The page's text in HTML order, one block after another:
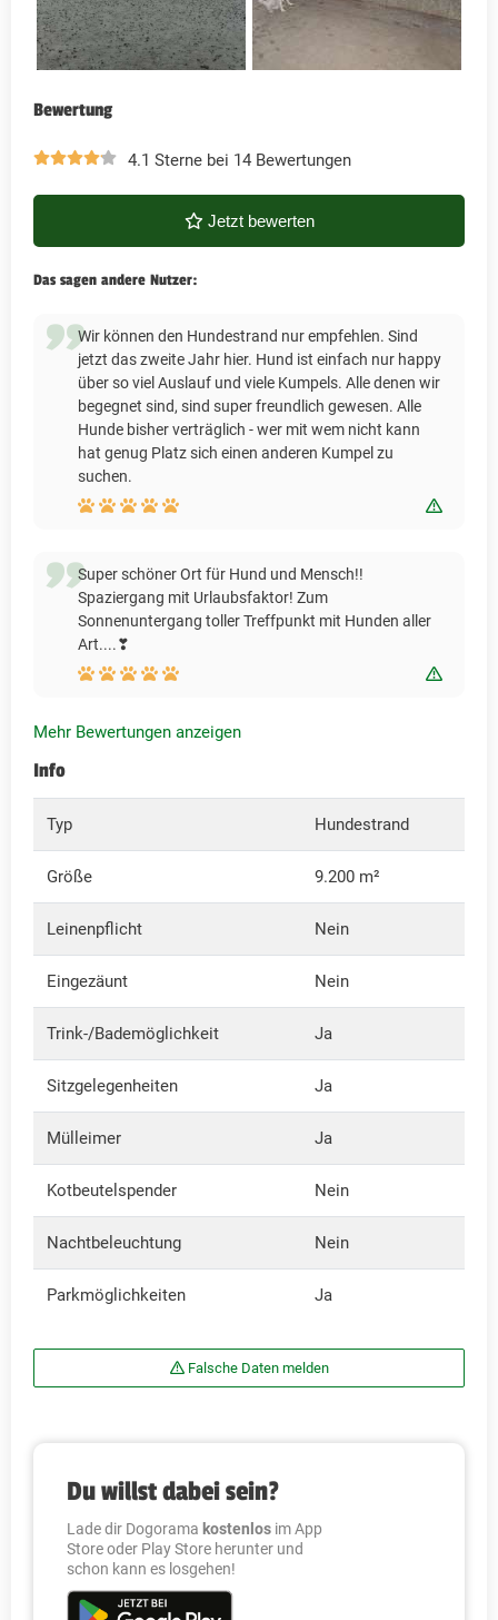
Bewertung
4.1 Sterne bei 14 Bewertungen
Jetzt bewerten
Das sagen andere Nutzer:
Wir können den Hundestrand nur empfehlen. Sind
jetzt das zweite Jahr hier. Hund ist einfach nur happy
über so viel Auslauf und viele Kumpels. Alle denen wir
begegnet sind, sind super freundlich gewesen. Alle
Hunde bisher verträglich - wer mit wem nicht kann
hat genug Platz sich einen anderen Kumpel zu
suchen.
Super schöner Ort für Hund und Mensch!!
Spaziergang mit Urlaubsfaktor! Zum
Sonnenuntergang toller Treffpunkt mit Hunden aller
Art....❣
Mehr Bewertungen anzeigen
Info
Typ Hundestrand
Größe 9.200 m²
Leinenpflicht Nein
Eingezäunt Nein
Trink-/Bademöglichkeit Ja
Sitzgelegenheiten Ja
Mülleimer Ja
Kotbeutelspender Nein
Nachtbeleuchtung Nein
Parkmöglichkeiten Ja
Falsche Daten melden
Du willst dabei sein?
Lade dir Dogorama kostenlos im App
Store oder Play Store herunter und
schon kann es losgehen!